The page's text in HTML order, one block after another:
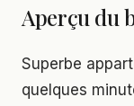
Aperçu du
Superbe
quelques